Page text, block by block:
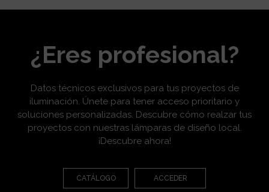
¿Eres profesional?
Datos técnicos exclusivos para tus proyectos de
iluminación. Únete para tener acceso prioritario y
soluciones personalizadas. Descubre cómo realzar tus
proyectos con nuestras lámparas de diseño local.
¡Descubre ahora!
CATÁLOGO ACCEDER